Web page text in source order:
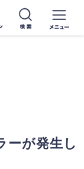
ーが発生し